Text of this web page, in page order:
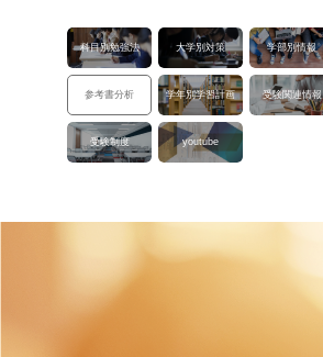
科目別勉強法 大学別対策 学部別情報
参考書分析 学年別学習計画 受験関連情報
受験制度 youtube